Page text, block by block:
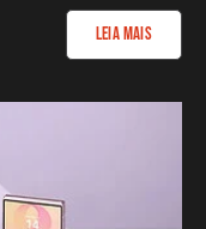
Leia Mais